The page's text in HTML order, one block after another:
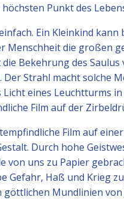
Punkt des
Ein Kleinkind
Menschheit die großen
Bekehrung des
Strahl macht solche
eines Leuchtturms
Film auf der
Film auf
Durch hohe
uns zu Papier
Haß und Krieg
Mundlinien